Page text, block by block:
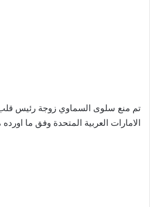
تم منع سلوى السماوي زوجة رئيس
الامارات العربية المتحدة وفق ما